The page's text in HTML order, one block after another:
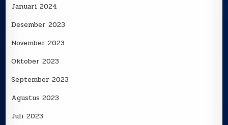
Januari 2024
Desember 2023
November 2023
Oktober 2023
September 2023
Agustus 2023
Juli 2023